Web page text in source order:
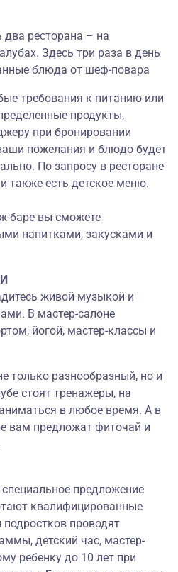
два ресторана – на
Здесь три раза в день
блюда от шеф-повара
требования к питанию или
продукты,
при бронировании
пожелания и блюдо будет
По запросу в ресторане
также есть детское меню.
баре вы сможете
напитками, закусками и
живой музыкой и
В мастер-салоне
йогой, мастер-классы и
только разнообразный, но и
стоят тренажеры, на
в любое время. А в
вам предложат фиточай и
специальное предложение
квалифицированные
проводят
детский час, мастер-
ребенку до 10 лет при